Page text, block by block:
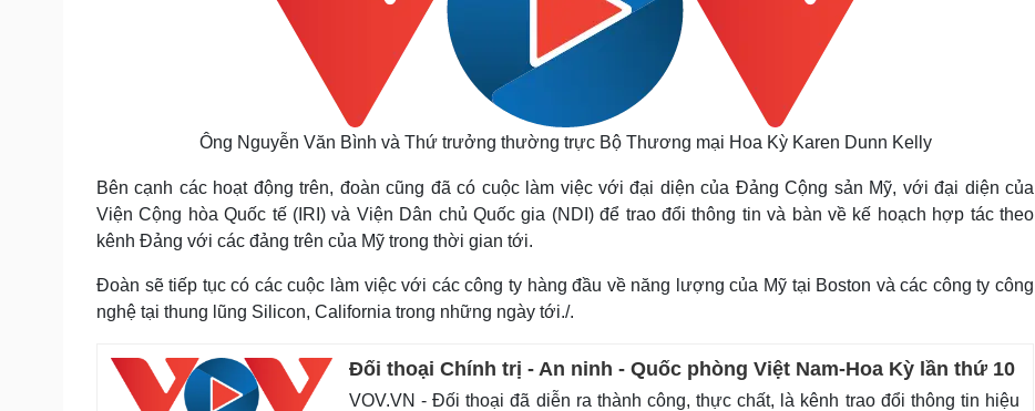
Ông Nguyễn Văn Bình và Thứ trưởng thường trực Bộ Thương mại Hoa Kỳ Karen Dunn Kelly
Bên cạnh các hoạt động trên, đoàn cũng đã có cuộc làm việc với đại diện của Đảng Cộng sản Mỹ, với đại diện của
Viện Cộng hòa Quốc tế (IRI) và Viện Dân chủ Quốc gia (NDI) để trao đổi thông tin và bàn về kế hoạch hợp tác theo
kênh Đảng với các đảng trên của Mỹ trong thời gian tới.
Đoàn sẽ tiếp tục có các cuộc làm việc với các công ty hàng đầu về năng lượng của Mỹ tại Boston và các công ty công
nghệ tại thung lũng Silicon, California trong những ngày tới./.
Đối thoại Chính trị - An ninh - Quốc phòng Việt Nam-Hoa Kỳ lần thứ 10
VOV.VN - Đối thoại đã diễn ra thành công, thực chất, là kênh trao đổi thông tin hiệu